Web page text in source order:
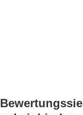
Bewertungssie